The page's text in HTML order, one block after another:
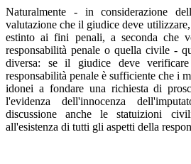
Naturalmente - in considerazione
valutazione che il giudice deve
estinto ai fini penali, a seconda che
responsabilità penale o quella civile -
diversa: se il giudice deve verificare
responsabilità penale è sufficiente che i
idonei a fondare una richiesta di
l'evidenza dell'innocenza
discussione anche le statuizioni
all'esistenza di tutti gli aspetti della